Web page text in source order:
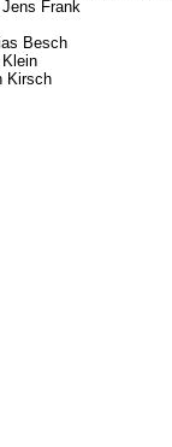
Frank
Besch
Kirsch